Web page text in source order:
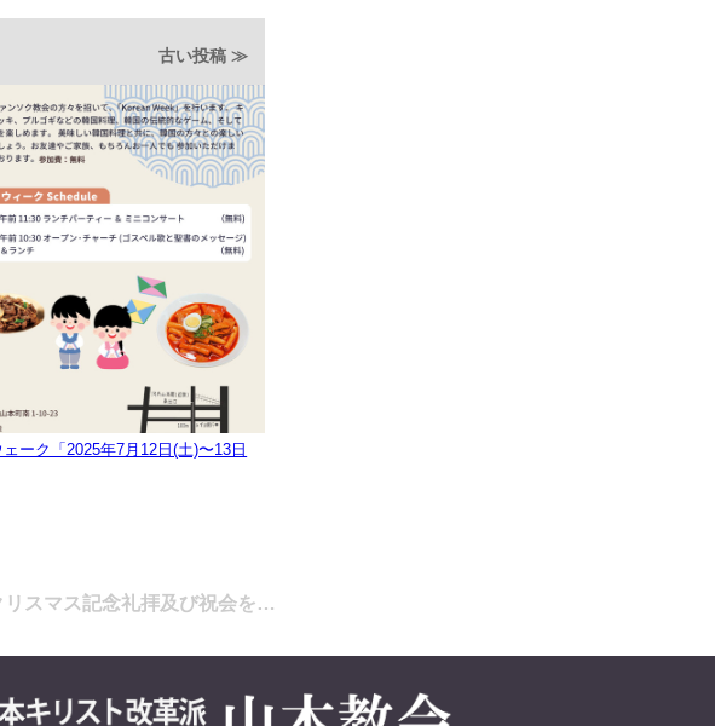
古い投稿 ≫
ーク「2025年7月12日(土)〜13日
スマス記念礼拝及び祝会を…